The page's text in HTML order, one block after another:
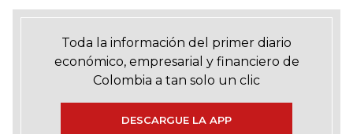
Toda la información del primer diario
económico, empresarial y financiero de
Colombia a tan solo un clic
DESCARGUE LA APP